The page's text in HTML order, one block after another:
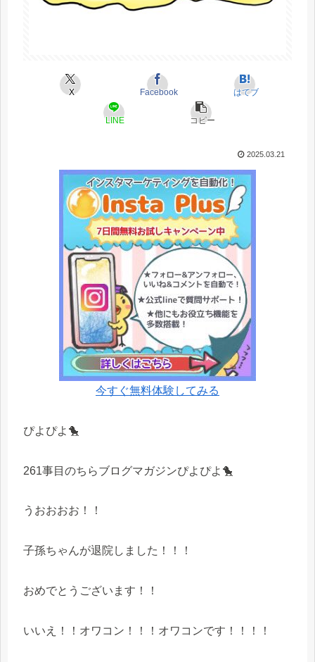
X Facebook はてブ
LINE コピー
2025.03.21
今すぐ無料体験してみる
ぴよぴよ🐤
261事目のちらブログマガジンぴよぴよ🐤
うおおおお！！
子孫ちゃんが退院しました！！！
おめでとうございます！！
いいえ！！オワコン！！！オワコンです！！！！